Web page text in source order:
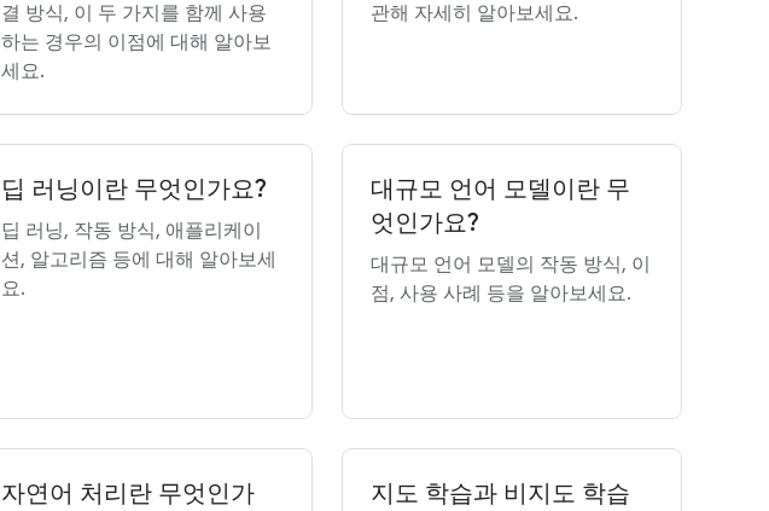
결 방식, 이 두 가지를 함께 사용
하는 경우의 이점에 대해 알아보
세요.
관해 자세히 알아보세요.
딥 러닝이란 무엇인가요?
딥 러닝, 작동 방식, 애플리케이
션, 알고리즘 등에 대해 알아보세
요.
대규모 언어 모델이란 무
엇인가요?
대규모 언어 모델의 작동 방식, 이
점, 사용 사례 등을 알아보세요.
자연어 처리란 무엇인가
지도 학습과 비지도 학습